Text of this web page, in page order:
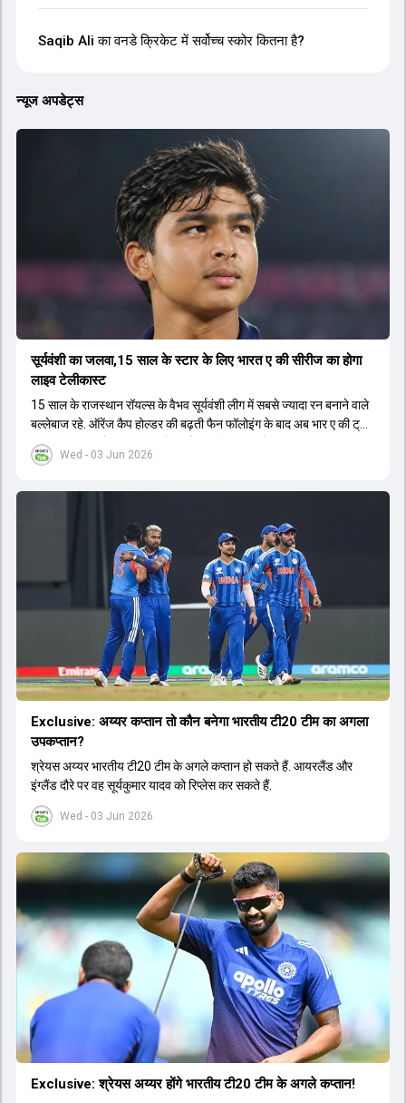
Saqib Ali का वनडे क्रिकेट में सर्वोच्च स्कोर कितना है?
न्यूज अपडेट्स
Wed - 03 Jun 2026
सूर्यवंशी का जलवा,15 साल के स्टार के लिए भारत ए की सीरीज का होगा
लाइव टेलीकास्ट
15 साल के राजस्थान रॉयल्स के वैभव सूर्यवंशी लीग में सबसे ज्यादा रन बनाने वाले
बल्लेबाज रहे. ऑरेंज कैप होल्डर की बढ़ती फैन फॉलोइंग के बाद अब भार ए की ट्राई
सीरीज का लाइव टेलीकास्ट करने का फैसला लिया गया है.
Wed - 03 Jun 2026
Exclusive: अय्यर कप्तान तो कौन बनेगा भारतीय टी20 टीम का अगला
उपकप्तान?
श्रेयस अय्यर भारतीय टी20 टीम के अगले कप्तान हो सकते हैं. आयरलैंड और
इंग्लैंड दौरे पर वह सूर्यकुमार यादव को रिप्लेस कर सकते हैं.
Exclusive: श्रेयस अय्यर होंगे भारतीय टी20 टीम के अगले कप्तान!